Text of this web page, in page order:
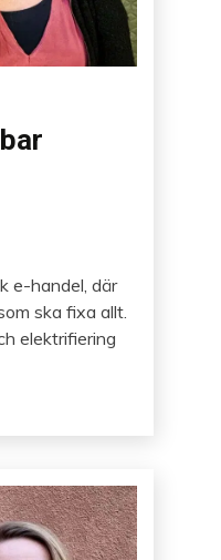
e-handel, där
ska fixa allt.
elektrifiering